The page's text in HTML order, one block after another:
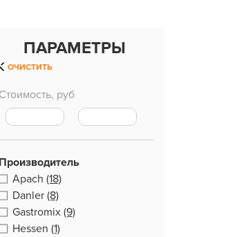
ПАРАМЕТРЫ
ОЧИСТИТЬ
Стоимость, руб
Производитель
Apach (18)
Danler (8)
Gastromix (9)
Hessen (1)